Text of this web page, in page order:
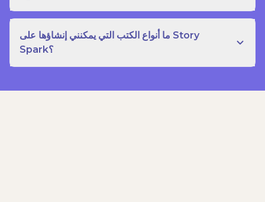
ما أنواع الكتب التي يمكنني إنشاؤها على Story
Spark؟